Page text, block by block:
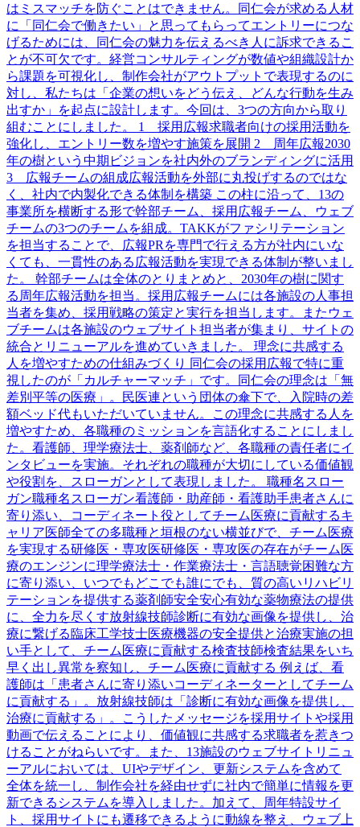
はミスマッチを防ぐことはできません。同仁会が求める人材
に「同仁会で働きたい」と思ってもらってエントリーにつな
げるためには、同仁会の魅力を伝えるべき人に訴求できるこ
とが不可欠です。経営コンサルティングが数値や組織設計か
ら課題を可視化し、制作会社がアウトプットで表現するのに
対し、私たちは「企業の想いをどう伝え、どんな行動を生み
出すか」を起点に設計します。今回は、3つの方向から取り
組むことにしました。 1 採用広報求職者向けの採用活動を
強化し、エントリー数を増やす施策を展開 2 周年広報2030
年の樹という中期ビジョンを社内外のブランディングに活用
3 広報チームの組成広報活動を外部に丸投げするのではな
く、社内で内製化できる体制を構築 この柱に沿って、13の
事業所を横断する形で幹部チーム、採用広報チーム、ウェブ
チームの3つのチームを組成。TAKKがファシリテーション
を担当することで、広報PRを専門で行える方が社内にいな
くても、一貫性のある広報活動を実現できる体制が整いまし
た。 幹部チームは全体のとりまとめと、2030年の樹に関す
る周年広報活動を担当。採用広報チームには各施設の人事担
当者を集め、採用戦略の策定と実行を担当します。またウェ
ブチームは各施設のウェブサイト担当者が集まり、サイトの
統合とリニューアルを進めていきました。 理念に共感する
人を増やすための仕組みづくり 同仁会の採用広報で特に重
視したのが「カルチャーマッチ」です。同仁会の理念は「無
差別平等の医療」。民医連という団体の傘下で、入院時の差
額ベッド代もいただいていません。この理念に共感する人を
増やすため、各職種のミッションを言語化することにしまし
た。看護師、理学療法士、薬剤師など、各職種の責任者にイ
ンタビューを実施。それぞれの職種が大切にしている価値観
や役割を、スローガンとして表現しました。 職種名スロー
ガン職種名スローガン看護師・助産師・看護助手患者さんに
寄り添い、コーディネート役としてチーム医療に貢献するキ
ャリア医師全ての多職種と垣根のない横並びで、チーム医療
を実現する研修医・専攻医研修医・専攻医の存在がチーム医
療のエンジンに理学療法士・作業療法士・言語聴覚困難な方
に寄り添い、いつでもどこでも誰にでも、質の高いリハビリ
テーションを提供する薬剤師安全安心有効な薬物療法の提供
に、全力を尽くす放射線技師診断に有効な画像を提供し、治
療に繋げる臨床工学技士医療機器の安全提供と治療実施の担
い手として、チーム医療に貢献する検査技師検査結果をいち
早く出し異常を察知し、チーム医療に貢献する 例えば、看
護師は「患者さんに寄り添いコーディネーターとしてチーム
に貢献する」。放射線技師は「診断に有効な画像を提供し、
治療に貢献する」。こうしたメッセージを採用サイトや採用
動画で伝えることにより、価値観に共感する求職者を惹きつ
けることがねらいです。また、13施設のウェブサイトリニュ
ーアルにおいては、UIやデザイン、更新システムを含めて
全体を統一し、制作会社を経由せずに社内で簡単に情報を更
新できるシステムを導入しました。加えて、周年特設サイ
ト、採用サイトにも遷移できるように動線を整え、ウェブ上